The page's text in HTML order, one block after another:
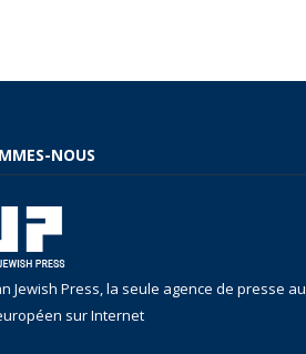
NOUS
Jewish Press, la seule agence de presse au
sur Internet